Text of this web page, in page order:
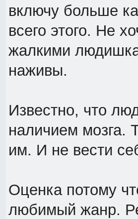
включу больше
всего этого. Не
жалкими
наживы.
Известно, что
наличием мозга.
им. И не вести
Оценка потому
любимый жанр.